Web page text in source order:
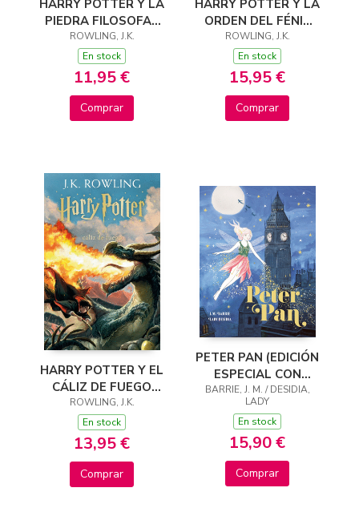
HARRY POTTER Y LA
PIEDRA FILOSOFAL
(HARRY POTTER
[EDICIÓN CON LA
PORTADA ILUSTRA
ROWLING, J.K.
En stock
11,95 €
Comprar
HARRY POTTER Y LA
ORDEN DEL FÉNIX
(HARRY POTTER
[EDICIÓN CON LA
PORTADA ILUSTRAD
ROWLING, J.K.
En stock
15,95 €
Comprar
HARRY POTTER Y EL
CÁLIZ DE FUEGO
(HARRY POTTER
[EDICIÓN CON LA
PORTADA
ILUSTRADA
ROWLING, J.K.
En stock
13,95 €
Comprar
PETER PAN (EDICIÓN
ESPECIAL CON
CANTOS TINTADOS)
BARRIE, J. M. / DESIDIA,
LADY
En stock
15,90 €
Comprar